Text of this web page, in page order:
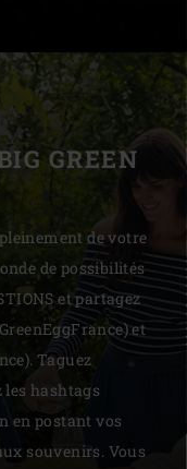
GREEN
de votre
de possibilités
et partagez
et
Taguez
les hashtags
en postant vos
souvenirs. Vous